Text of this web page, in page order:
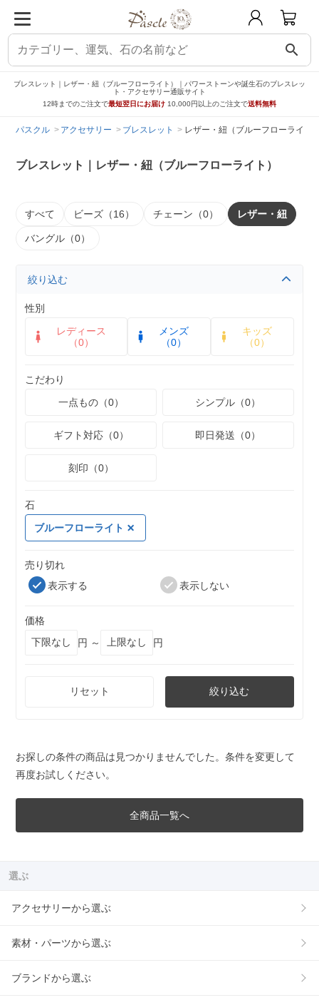
search
ブレスレット｜レザー・紐（ブルーフローライト）｜パワーストーンや誕生石のブレスレッ
ト・アクセサリー通販サイト
12時までのご注文で最短翌日にお届け 10,000円以上のご注文で送料無料
パスクル アクセサリー ブレスレット レザー・紐（ブルーフローライト
ブレスレット｜レザー・紐（ブルーフローライト）
すべて ビーズ（16） チェーン（0） レザー・紐
バングル（0）
絞り込む
性別
レディース
（0）
メンズ
（0）
キッズ
（0）
こだわり
一点もの（0）
シンプル（0）
ギフト対応（0） 即日発送（0）
刻印（0）
石
ブルーフローライト
売り切れ
表示する
表示しない
価格
円 ～
円
リセット 絞り込む
お探しの条件の商品は見つかりませんでした。条件を変更して
再度お試しください。
全商品一覧へ
選ぶ
アクセサリーから選ぶ
素材・パーツから選ぶ
ブランドから選ぶ